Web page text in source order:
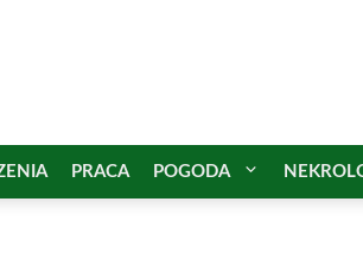
PRACA POGODA